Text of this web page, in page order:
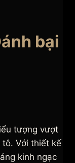
bại
tượng vượt
tô. Với thiết kế
kinh ngạc